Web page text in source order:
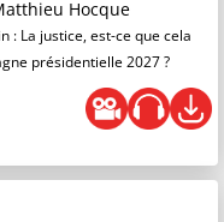
Hocque
: La justice, est-ce que cela
présidentielle 2027 ?